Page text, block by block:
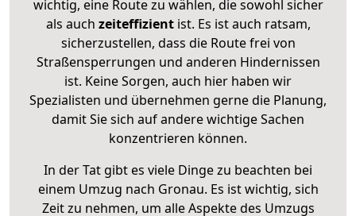
wichtig, eine Route zu wählen, die sowohl sicher
als auch zeiteffizientist. Es ist auch ratsam,
sicherzustellen, dass die Route frei von
Straßensperrungen und anderen Hindernissen
ist. Keine Sorgen, auch hier haben wir
Spezialisten und übernehmen gerne die Planung,
damit Sie sich auf andere wichtige Sachen
konzentrieren können.
In der Tat gibt es viele Dinge zu beachten bei
einem Umzug nach Gronau. Es ist wichtig, sich
Zeit zu nehmen, um alle Aspekte des Umzugs